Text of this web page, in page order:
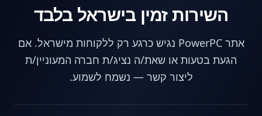
השירות זמין בישראל בלבד
אתר PowerPC נגיש כרגע רק ללקוחות מישראל. אם
הגעת בטעות או שאת/ה נציג/ת חברה המעוניין/ת
ליצור קשר — נשמח לשמוע.